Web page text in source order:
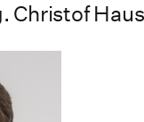
Christof